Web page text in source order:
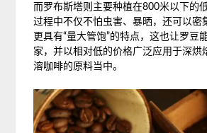
而罗布斯塔则主要种植在800米以下的
过程中不仅不怕虫害、暴晒，还可以密
更具有“量大管饱”的特点，这也让罗豆
家，并以相对低的价格广泛应用于深烘
溶咖啡的原料当中。